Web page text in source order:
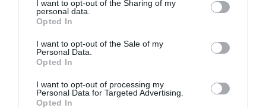
not limited to your visit or usage behaviour. You may click to
grant or deny consent to Google and its third-party tags to
use your data for below specified purposes in below Google
consent section.
I want to opt-out of the Sharing of my
personal data.
Opted In
I want to opt-out of the Sale of my
Personal Data.
Opted In
I want to opt-out of processing my
Personal Data for Targeted Advertising.
Opted In